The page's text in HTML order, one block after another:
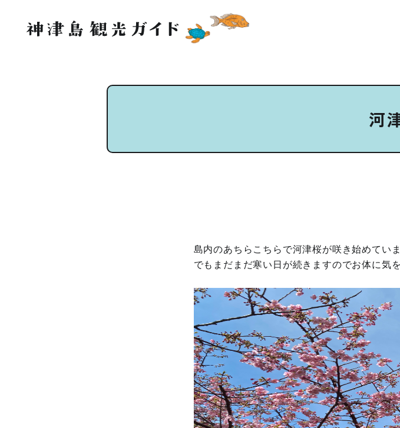
河
島内のあちらこちらで河津桜が咲き始めてい
でもまだまだ寒い日が続きますのでお体に気